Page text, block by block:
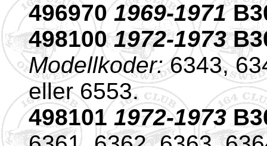
4969701969-1971
4981001972-1973
Modellkoder:6343,
eller 6553.
498101 1972-1973